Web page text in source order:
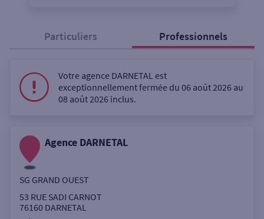
Sélectionnez votre recherche
Coffre-fort
Particuliers Professionnels
Votre agence DARNETAL est
exceptionnellement fermée du 06 août 2026 au
08 août 2026 inclus.
Agence DARNETAL
SG GRAND OUEST
53 RUE SADI CARNOT
76160 DARNETAL